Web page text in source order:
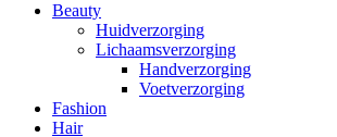
Beauty
Huidverzorging
Lichaamsverzorging
Handverzorging
Voetverzorging
Fashion
Hair